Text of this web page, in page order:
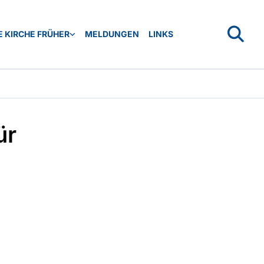
KIRCHE FRÜHER MELDUNGEN LINKS